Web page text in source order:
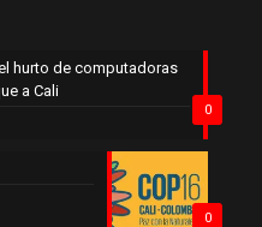
0
hurto de computadoras
a Cali
0